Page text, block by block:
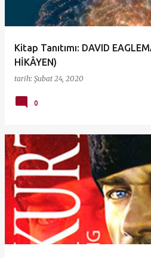
Kitap Tanıtımı: DAVID
HİKÂYEN)
tarih: Şubat 24, 2020
0